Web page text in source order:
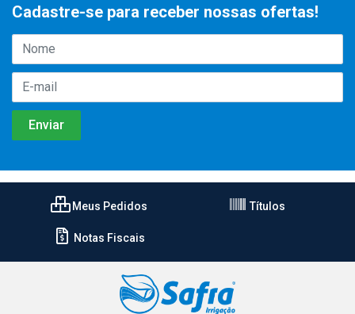
Cadastre-se para receber nossas ofertas!
Meus Pedidos Títulos
Notas Fiscais